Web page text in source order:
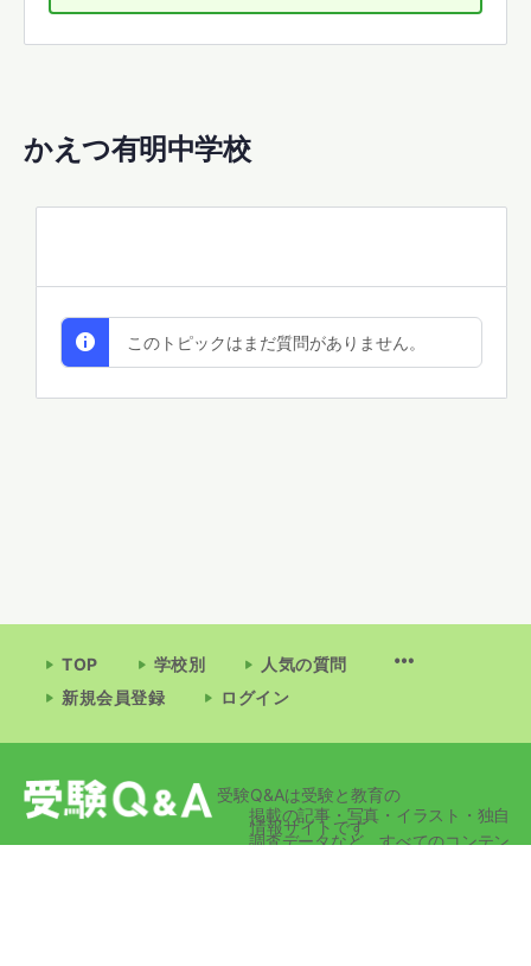
かえつ有明中学校
このトピックはまだ質問がありません。
TOP 学校別
人気の質問
新規会員登録
ログイン
受験Q&Aは受験と教育の
情報サイトです
掲載の記事・写真・イラスト・独自
調査データなど、すべてのコンテン